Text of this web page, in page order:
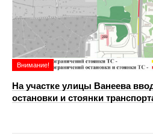
Внимание!
На участке улицы Ванеева
остановки и стоянки